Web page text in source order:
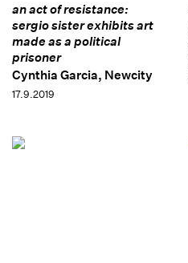
an act of resistance:
sergio sister exhibits art
made as a political
prisoner
Cynthia Garcia, Newcity
17.9.2019